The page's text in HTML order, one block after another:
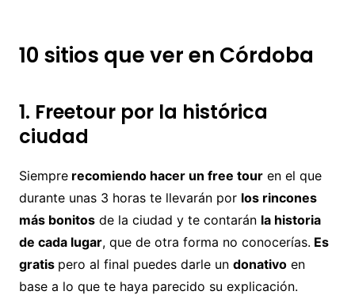
10 sitios que ver en Córdoba
1. Freetour por la histórica
ciudad
Siemprerecomiendo hacer un free touren el que
durante unas 3 horas te llevarán por los rincones
más bonitosde la ciudad y te contarán la historia
de cada lugar, que de otra forma no conocerías. Es
gratis pero al final puedes darle un donativoen
base a lo que te haya parecido su explicación.